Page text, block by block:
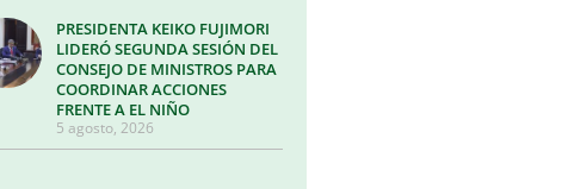
PRESIDENTA KEIKO FUJIMORI
LIDERÓ SEGUNDA SESIÓN DEL
CONSEJO DE MINISTROS PARA
COORDINAR ACCIONES
FRENTE A EL NIÑO
5 agosto, 2026